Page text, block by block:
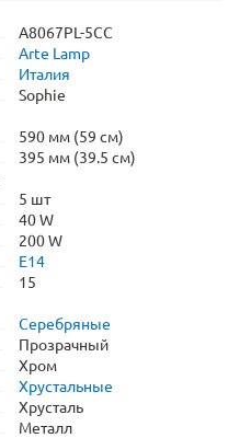
A8067PL-5CC
Arte Lamp
Италия
Sophie
590 мм (59 см)
395 мм (39.5 см)
5 шт
40 W
200 W
E14
15
Серебряные
Прозрачный
Хром
Хрустальные
Хрусталь
Металл